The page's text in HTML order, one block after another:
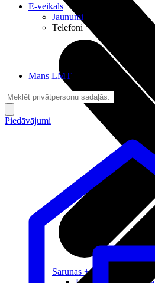
Sarunas + Internets
E-veikals
Jaunumi
Telefoni
Mans LMT
Piedāvājumi